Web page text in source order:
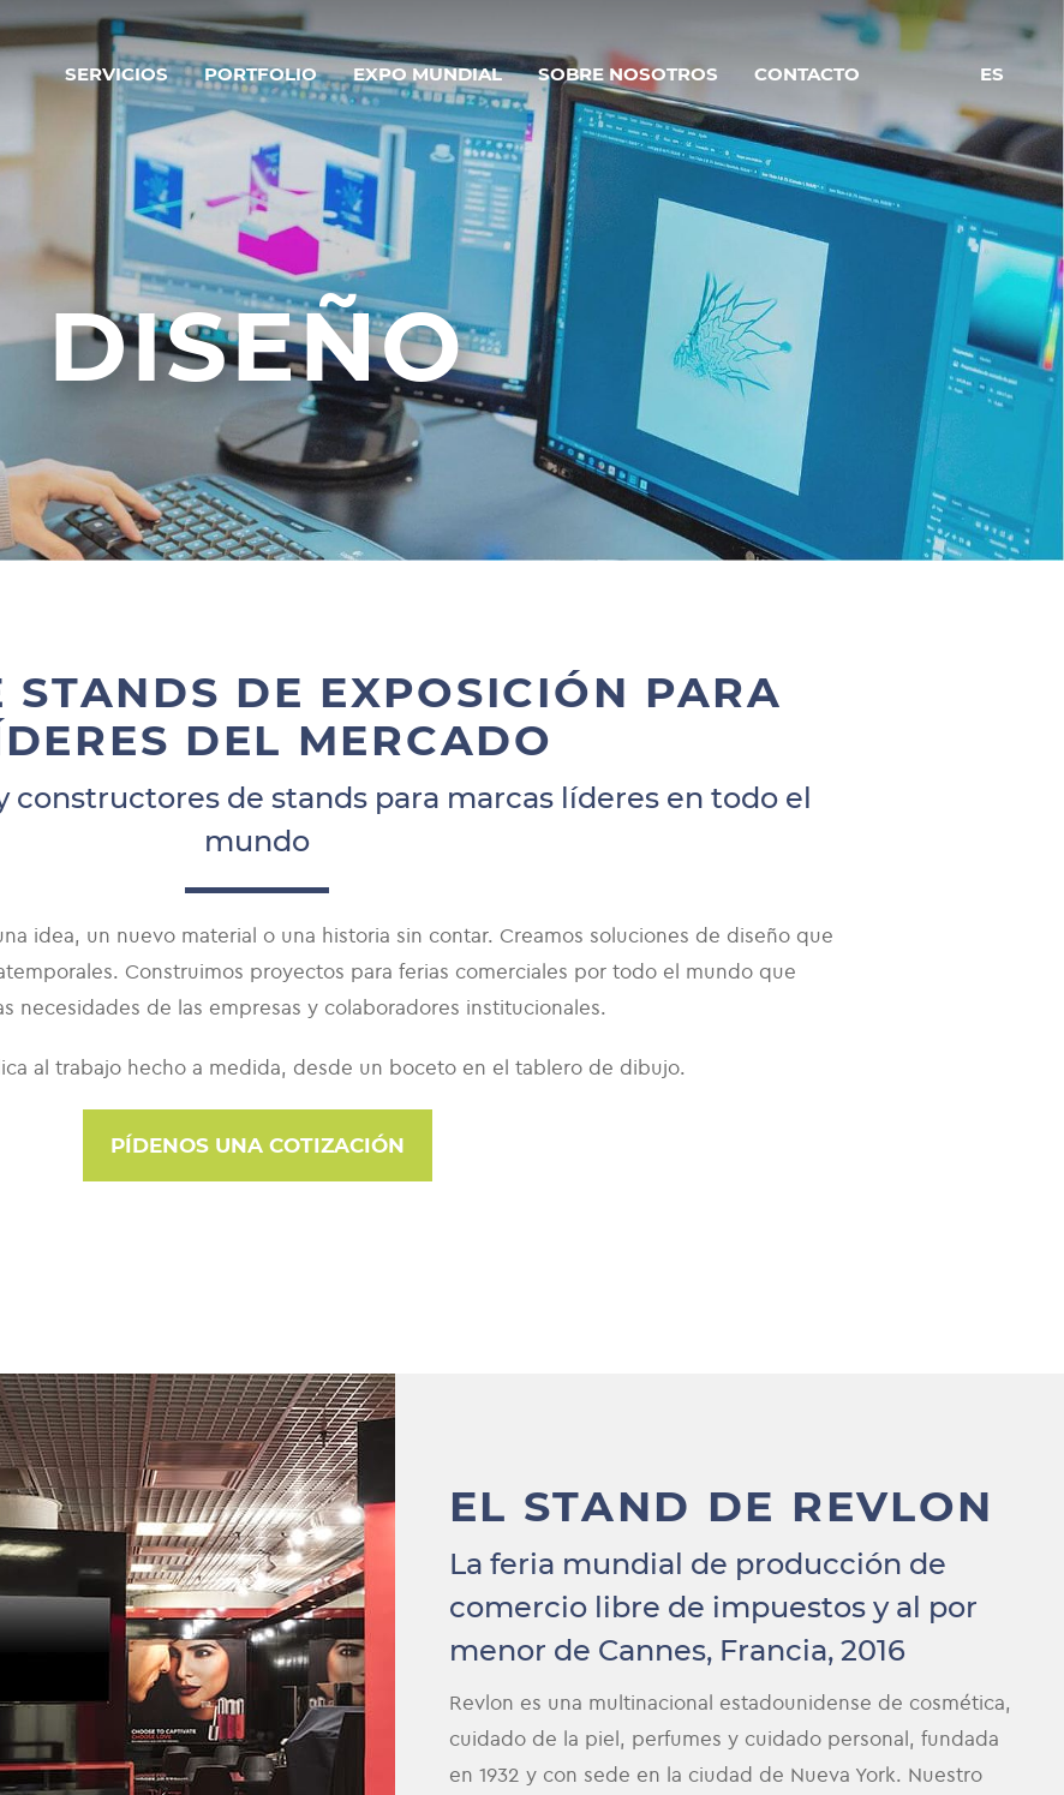
SERVICIOS PORTFOLIO EXPO MUNDIAL SOBRE NOSOTROS CONTACTO ES
DISEÑO
STANDS DE EXPOSICIÓN PARA
DEL MERCADO
constructores de stands para marcas líderes en todo el
mundo
idea, un nuevo material o una historia sin contar. Creamos soluciones de diseño que
Construimos proyectos para ferias comerciales por todo el mundo que
necesidades de las empresas y colaboradores institucionales.
al trabajo hecho a medida, desde un boceto en el tablero de dibujo.
PÍDENOS UNA COTIZACIÓN
EL STAND DE REVLON
La feria mundial de producción de
comercio libre de impuestos y al por
menor de Cannes, Francia, 2016
Revlon es una multinacional estadounidense de cosmética,
cuidado de la piel, perfumes y cuidado personal, fundada
en 1932 y con sede en la ciudad de Nueva York. Nuestro